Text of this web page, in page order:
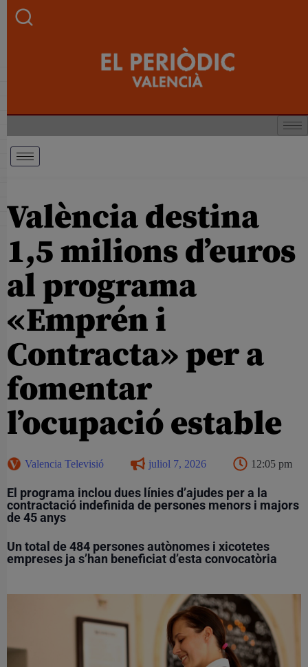
València destina
1,5 milions d’euros
al programa
«Emprén i
Contracta» per a
fomentar
l’ocupació estable
Valencia Televisió juliol 7, 2026 12:05 pm
El programa inclou dues línies d’ajudes per a la
contractació indefinida de persones menors i majors
de 45 anys
Un total de 484 persones autònomes i xicotetes
empreses ja s’han beneficiat d’esta convocatòria